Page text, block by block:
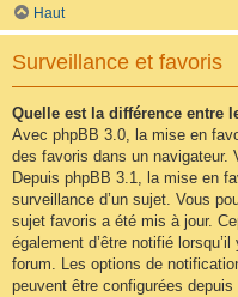
Haut
Surveillance et favoris
Quelle est la différence entre
Avec phpBB 3.0, la mise en
des favoris dans un navigateur.
Depuis phpBB 3.1, la mise en
surveillance d’un sujet. Vous
sujet favoris a été mis à jour.
également d’être notifié
forum. Les options de
peuvent être configurées depuis